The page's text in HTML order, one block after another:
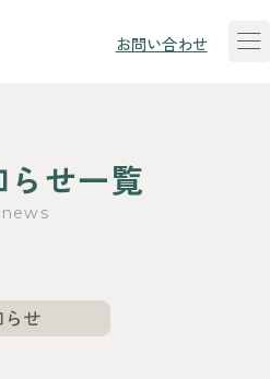
お問い合わせ
らせ一覧
news
せ